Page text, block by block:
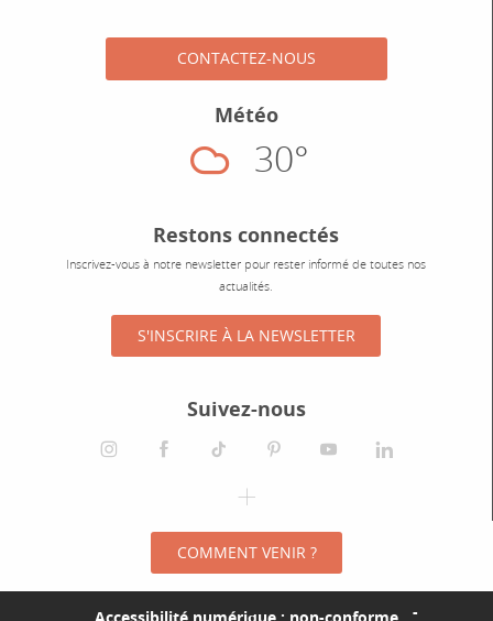
CONTACTEZ-NOUS
Météo
Nuageux
30°
Restons connectés
Inscrivez-vous à notre newsletter pour rester informé de toutes nos
actualités.
S'INSCRIRE À LA NEWSLETTER
Suivez-nous
instagramfacebooktiktok pinterestyoutube
COMMENT VENIR ?